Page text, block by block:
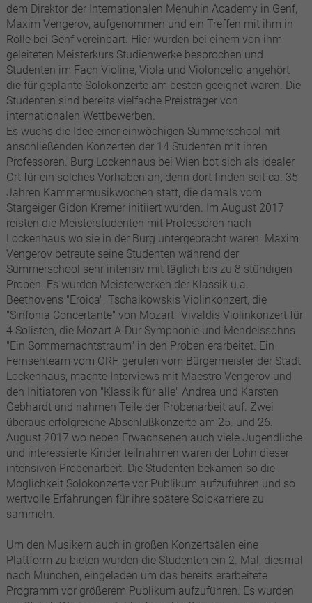
dem Direktor der Internationalen Menuhin Academy in Genf,
Maxim Vengerov, aufgenommen und ein Treffen mit ihm in
Rolle bei Genf vereinbart. Hier wurden bei einem von ihm
geleiteten Meisterkurs Studienwerke besprochen und
Studenten im Fach Violine, Viola und Violoncello angehört
die für geplante Solokonzerte am besten geeignet waren. Die
Studenten sind bereits vielfache Preisträger von
internationalen Wettbewerben.
Es wuchs die Idee einer einwöchigen Summerschool mit
anschließenden Konzerten der 14 Studenten mit ihren
Professoren. Burg Lockenhaus bei Wien bot sich als idealer
Ort für ein solches Vorhaben an, denn dort finden seit ca. 35
Jahren Kammermusikwochen statt, die damals vom
Stargeiger Gidon Kremer initiiert wurden. Im August 2017
reisten die Meisterstudenten mit Professoren nach
Lockenhaus wo sie in der Burg untergebracht waren. Maxim
Vengerov betreute seine Studenten während der
Summerschool sehr intensiv mit täglich bis zu 8 stündigen
Proben. Es wurden Meisterwerken der Klassik u.a.
Beethovens "Eroica", Tschaikowskis Violinkonzert, die
"Sinfonia Concertante" von Mozart, 'Vivaldis Violinkonzert für
4 Solisten, die Mozart A-Dur Symphonie und Mendelssohns
"Ein Sommernachtstraum" in den Proben erarbeitet. Ein
Fernsehteam vom ORF, gerufen vom Bürgermeister der Stadt
Lockenhaus, machte Interviews mit Maestro Vengerov und
den Initiatoren von "Klassik für alle" Andrea und Karsten
Gebhardt und nahmen Teile der Probenarbeit auf. Zwei
überaus erfolgreiche Abschlußkonzerte am 25. und 26.
August 2017 wo neben Erwachsenen auch viele Jugendliche
und interessierte Kinder teilnahmen waren der Lohn dieser
intensiven Probenarbeit. Die Studenten bekamen so die
Möglichkeit Solokonzerte vor Publikum aufzuführen und so
wertvolle Erfahrungen für ihre spätere Solokarriere zu
sammeln.
Um den Musikern auch in großen Konzertsälen eine
Plattform zu bieten wurden die Studenten ein 2. Mal, diesmal
nach München, eingeladen um das bereits erarbeitete
Programm vor größerem Publikum aufzuführen. Es wurden